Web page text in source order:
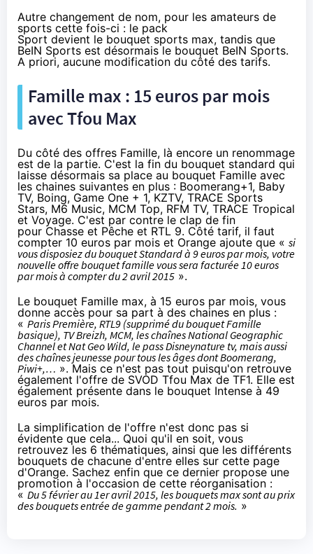
Autre changement de nom, pour les amateurs de
sports cette fois-ci : le pack
Sport devient le bouquet sports max, tandis que
BeIN Sports est désormais le bouquet BeIN Sports.
A priori, aucune modification du côté des tarifs.
Famille max : 15 euros par mois
avec Tfou Max
Du côté des offres Famille, là encore un renommage
est de la partie. C'est la fin du bouquet standard qui
laisse désormais sa place au bouquet Famille avec
les chaines suivantes en plus : Boomerang+1, Baby
TV, Boing, Game One + 1, KZTV, TRACE Sports
Stars, M6 Music, MCM Top, RFM TV, TRACE Tropical
et Voyage. C'est par contre le clap de fin
pour Chasse et Pêche et RTL 9. Côté tarif, il faut
compter 10 euros par mois et Orange ajoute que « si
vous disposiez du bouquet Standard à 9 euros par mois, votre
nouvelle offre bouquet famille vous sera facturée 10 euros
par mois à compter du 2 avril 2015 ».
Le bouquet Famille max, à 15 euros par mois, vous
donne accès pour sa part à des chaines en plus :
« Paris Première, RTL9 (supprimé du bouquet Famille
basique), TV Breizh, MCM, les chaînes National Geographic
Channel et Nat Geo Wild, le pass Disneynature tv, mais aussi
des chaînes jeunesse pour tous les âges dont Boomerang,
Piwi+,… ». Mais ce n'est pas tout puisqu'on retrouve
également l'offre de SVOD Tfou Max de TF1. Elle est
également présente dans le bouquet Intense à 49
euros par mois.
La simplification de l'offre n'est donc pas si
évidente que cela... Quoi qu'il en soit, vous
retrouvez les 6 thématiques, ainsi que les différents
bouquets de chacune d'entre elles sur cette page
d'Orange. Sachez enfin que ce dernier propose une
promotion à l'occasion de cette réorganisation :
« Du 5 février au 1er avril 2015, les bouquets max sont au prix
des bouquets entrée de gamme pendant 2 mois. »